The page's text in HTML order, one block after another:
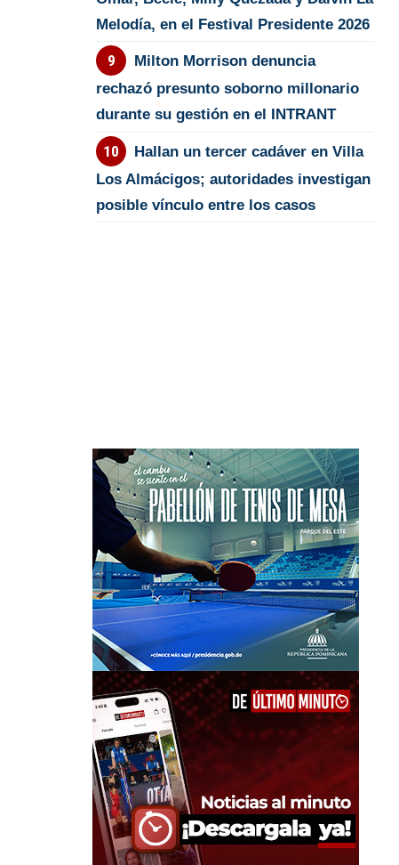
Melodía, en el Festival Presidente 2026
Milton Morrison denuncia
rechazó presunto soborno millonario
durante su gestión en el INTRANT
Hallan un tercer cadáver en Villa
Los Almácigos; autoridades investigan
posible vínculo entre los casos